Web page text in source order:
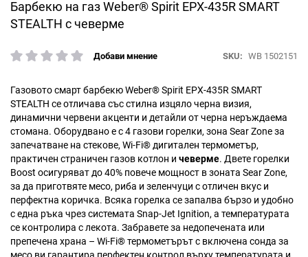
Барбекю на газ Weber® Spirit EPX-435R SMART
STEALTH с чеверме
рейтинг:
Добави мнение SKU WB 1502151
Газовото смарт барбекю Weber® Spirit EPX-435R SMART
STEALTH се отличава със стилна изцяло черна визия,
динамични червени акценти и детайли от черна неръждаема
стомана. Oборудвано e с 4 газови горелки, зона Sear Zone за
запечатване на стекове, Wi-Fi® дигитален термометър,
практичен страничен газов котлон и чеверме. Двете горелки
Boost осигуряват до 40% повече мощност в зоната Sear Zone,
за да приготвяте месо, риба и зеленчуци с отличен вкус и
перфектна коричка. Всяка горелка се запалва бързо и удобно
с една ръка чрез системата Snap-Jet Ignition, а температурата
се контролира с лекота. Забравете за недопечената или
препечена храна – Wi-Fi® термометърът с включена сонда за
Преминете
към
началото
галерия
снимки